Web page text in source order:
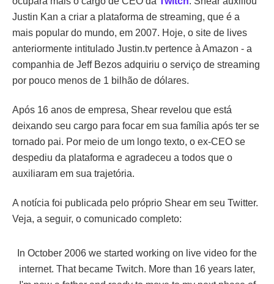
Justin Kan a criar a plataforma de streaming, que é a
mais popular do mundo, em 2007. Hoje, o site de lives
anteriormente intitulado Justin.tv pertence à Amazon - a
companhia de Jeff Bezos adquiriu o serviço de streaming
por pouco menos de 1 bilhão de dólares.
Após 16 anos de empresa, Shear revelou que está
deixando seu cargo para focar em sua família após ter se
tornado pai. Por meio de um longo texto, o ex-CEO se
despediu da plataforma e agradeceu a todos que o
auxiliaram em sua trajetória.
A notícia foi publicada pelo próprio Shear em seu Twitter.
Veja, a seguir, o comunicado completo:
In October 2006 we started working on live video for the
internet. That became Twitch. More than 16 years later,